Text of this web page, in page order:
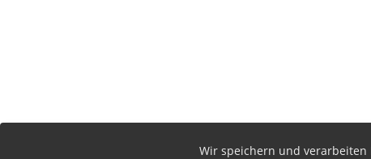
Wir speichern und